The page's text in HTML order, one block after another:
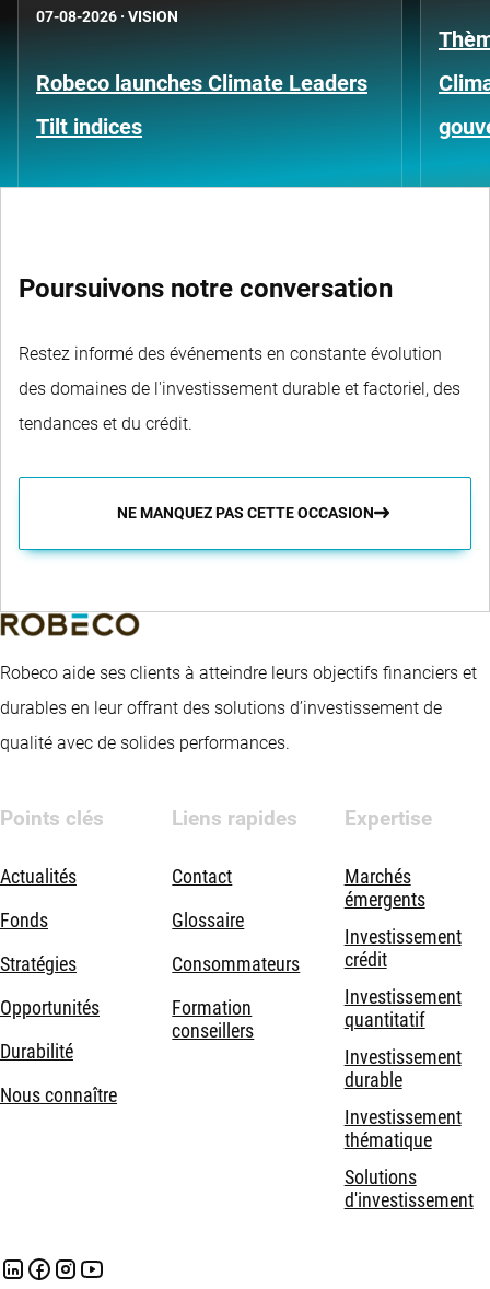
07-08-2026 · VISION
Robeco launches Climate Leaders
Tilt indices
Poursuivons notre conversation
Restez informé des événements en constante évolution
des domaines de l'investissement durable et factoriel, des
tendances et du crédit.
NE MANQUEZ PAS CETTE OCCASION
Robeco aide ses clients à atteindre leurs objectifs financiers et
durables en leur offrant des solutions d’investissement de
qualité avec de solides performances.
Points clés
Actualités
Fonds
Stratégies
Opportunités
Durabilité
Nous connaître
Liens rapides
Contact
Glossaire
Consommateurs
Formation
conseillers
Expertise
Marchés
émergents
Investissement
crédit
Investissement
quantitatif
Investissement
durable
Investissement
thématique
Solutions
d'investissement